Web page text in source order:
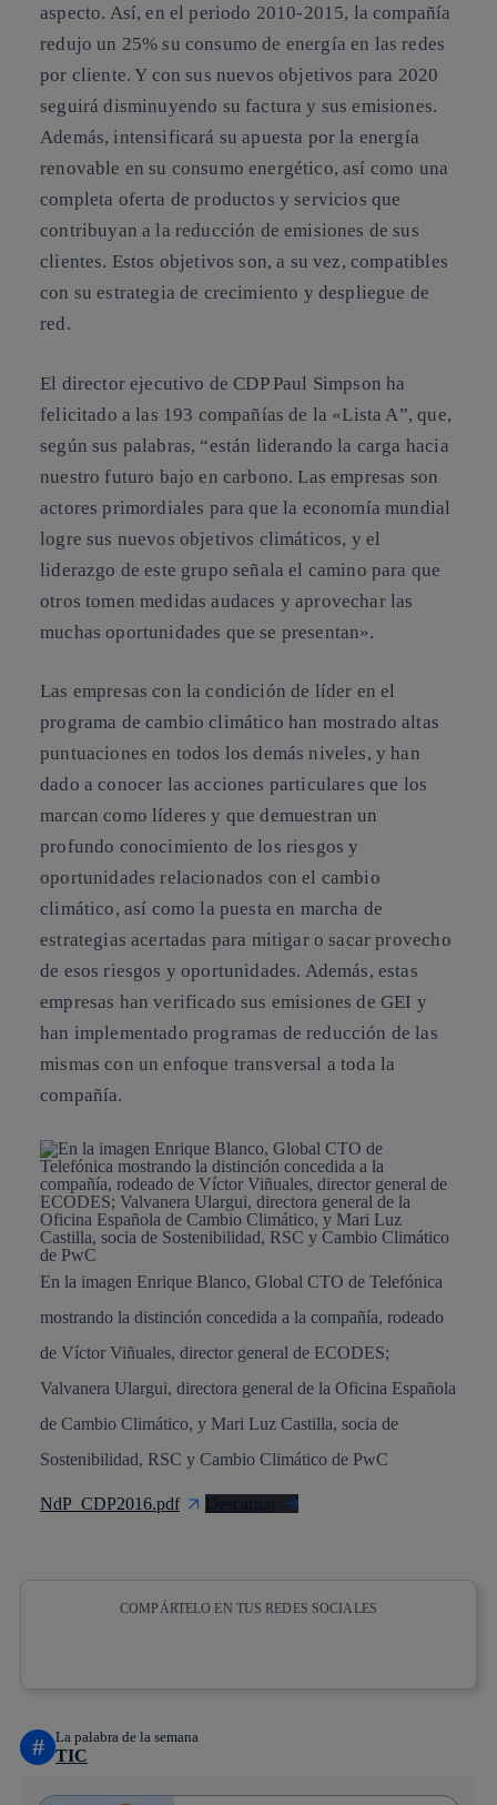
aspecto. Así, en el periodo 2010-2015, la compañía
redujo un 25% su consumo de energía en las redes
por cliente. Y con sus nuevos objetivos para 2020
seguirá disminuyendo su factura y sus emisiones.
Además, intensificará su apuesta por la energía
renovable en su consumo energético, así como una
completa oferta de productos y servicios que
contribuyan a la reducción de emisiones de sus
clientes. Estos objetivos son, a su vez, compatibles
con su estrategia de crecimiento y despliegue de
red.
El director ejecutivo de CDP Paul Simpson ha
felicitado a las 193 compañías de la «Lista A”, que,
según sus palabras, “están liderando la carga hacia
nuestro futuro bajo en carbono. Las empresas son
actores primordiales para que la economía mundial
logre sus nuevos objetivos climáticos, y el
liderazgo de este grupo señala el camino para que
otros tomen medidas audaces y aprovechar las
muchas oportunidades que se presentan».
Las empresas con la condición de líder en el
programa de cambio climático han mostrado altas
puntuaciones en todos los demás niveles, y han
dado a conocer las acciones particulares que los
marcan como líderes y que demuestran un
profundo conocimiento de los riesgos y
oportunidades relacionados con el cambio
climático, así como la puesta en marcha de
estrategias acertadas para mitigar o sacar provecho
de esos riesgos y oportunidades. Además, estas
empresas han verificado sus emisiones de GEI y
han implementado programas de reducción de las
mismas con un enfoque transversal a toda la
compañía.
En la imagen Enrique Blanco, Global CTO de Telefónica
mostrando la distinción concedida a la compañía, rodeado
de Víctor Viñuales, director general de ECODES;
Valvanera Ulargui, directora general de la Oficina Española
de Cambio Climático, y Mari Luz Castilla, socia de
Sostenibilidad, RSC y Cambio Climático de PwC
NdP_CDP2016.pdf Descargar
COMPÁRTELO EN TUS REDES SOCIALES
# La palabra de la semana
TIC